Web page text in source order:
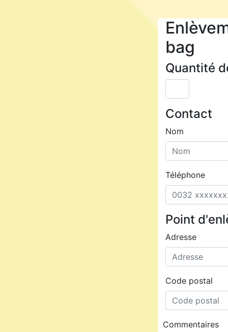
bag
Quantité
Contact
Nom
Téléphone
Point
Adresse
Code postal
Commentaires